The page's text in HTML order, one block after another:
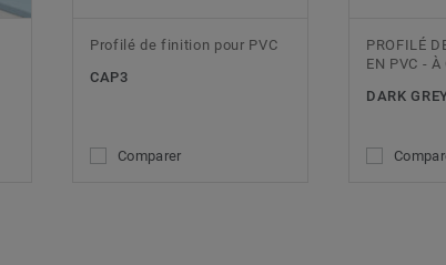
Profilé de finition pour PVC
CAP3
Comparer
PROFILÉ
EN PVC - À
DARK